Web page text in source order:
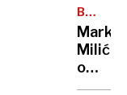
usodi
bo
romalo
v
lastnik
BREZ
DLAKE
NA
JEZIKU
Marko
Milić
o